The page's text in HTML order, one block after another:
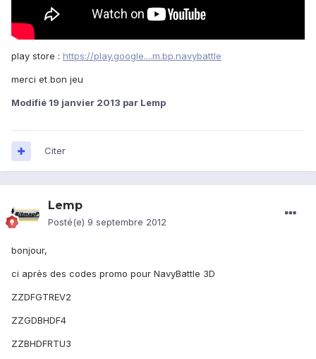
play store : https://play.google....m.bp.navybattle
merci et bon jeu
Modifié 19 janvier 2013 par Lemp
Citer
Lemp
Posté(e) 9 septembre 2012
bonjour,
ci après des codes promo pour NavyBattle 3D
ZZDFGTREV2
ZZGDBHDF4
ZZBHDFRTU3